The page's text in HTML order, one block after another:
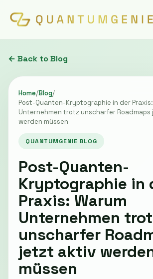
← Back to Blog
Home/Blog/
Post-Quanten-Kryptographie in der Praxis:
Unternehmen trotz unscharfer
werden müssen
QUANTUMGENIE BLOG
Post-Quanten-
Kryptographie in
Praxis: Warum
Unternehmen
unscharfer
jetzt aktiv
müssen